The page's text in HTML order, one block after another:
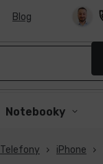
Blog
Notebooky
Telefony iPhone